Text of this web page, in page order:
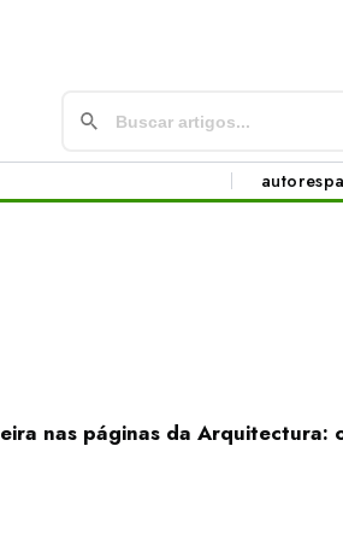
autores
nas páginas da Arquitectura: